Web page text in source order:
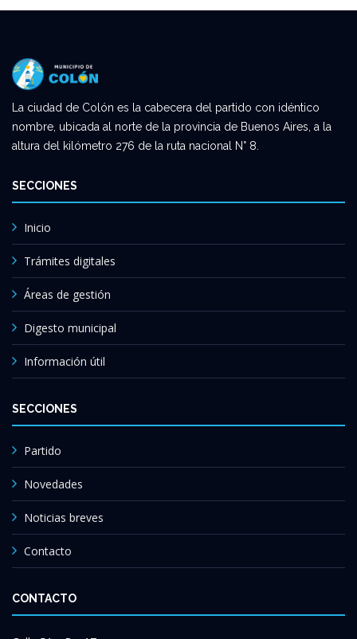
La ciudad de Colón es la cabecera del partido con idéntico
nombre, ubicada al norte de la provincia de Buenos Aires, a la
altura del kilómetro 276 de la ruta nacional N° 8.
SECCIONES
Inicio
Trámites digitales
Áreas de gestión
Digesto municipal
Información útil
SECCIONES
Partido
Novedades
Noticias breves
Contacto
CONTACTO